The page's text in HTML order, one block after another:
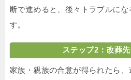
断で進めると、後々トラブルにな
す。
ステップ2：改葬
家族・親族の合意が得られたら